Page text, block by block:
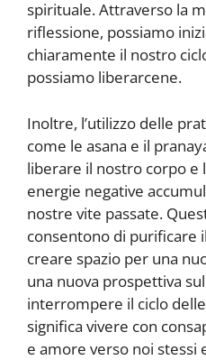
spirituale. Attraverso la
riflessione, possiamo
chiaramente il nostro
possiamo liberarcene.
Inoltre, l’utilizzo delle
come le asana e il
liberare il nostro corpo e
energie negative
nostre vite passate.
consentono di purificare
creare spazio per una
una nuova prospettiva
interrompere il ciclo
significa vivere con
e amore verso noi stessi